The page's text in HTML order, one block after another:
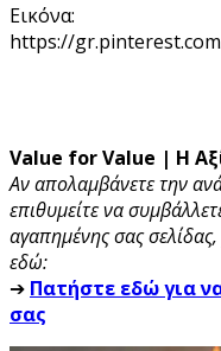
Εικόνα:
https://
Value for Value | Η
Αν απολαμβάνετε την
επιθυμείτε να
αγαπημένης σας
εδώ:
➔ Πατήστε εδώ για
σας